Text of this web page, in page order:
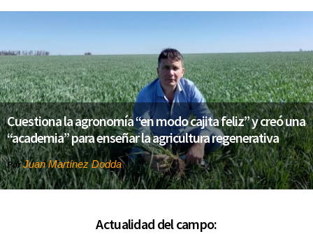
Cuestiona la agronomía “en modo cajita feliz” y creó una
“academia” para enseñar la agricultura regenerativa
PorJuan Martínez Dodda
Actualidad del campo: